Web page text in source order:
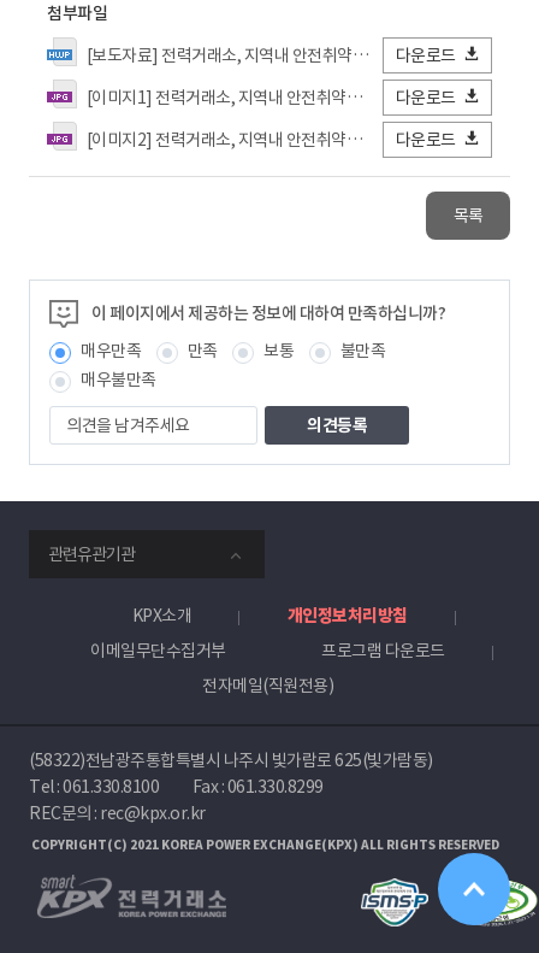
첨부파일
[보도자료] 전력거래소, 지역내 안전취약계층 대상 재난안전교육 및 안전키트 지원한다.hwp
다운로드
[이미지1] 전력거래소, 지역내 안전취약계층 대상 재난안전교육 및 안전키트 지원한다.jpg
다운로드
[이미지2] 전력거래소, 지역내 안전취약계층 대상 재난안전교육 및 안전키트 지원한다.jpg
다운로드
목록
이 페이지에서 제공하는 정보에 대하여 만족하십니까?
매우만족
만족 보통
불만족
매우불만족
의
견
을
겨
주
세
요
관련유관기관
KPX소개
개인정보처리방침
이메일무단수집거부
프로그램 다운로드
전자메일(직원전용)
(58322)전남광주통합특별시 나주시 빛가람로 625(빛가람동)
Tel :061.330.8100
Fax : 061.330.8299
REC문의 : rec@kpx.or.kr
COPYRIGHT(C) 2021 KOREA POWER EXCHANGE(KPX) ALL RIGHTS RESERVED